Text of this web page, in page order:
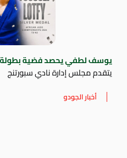
يوسف لطفي يحصد فضية بطولة
يتقدم مجلس إدارة نادي سبورتنج
أخبار الجودو